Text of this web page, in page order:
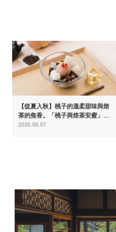
【從夏入秋】桃子的溫柔甜味與焙
茶的焦香。「桃子與焙茶安蜜」將
於8月中旬起限時販售
2026.08.07